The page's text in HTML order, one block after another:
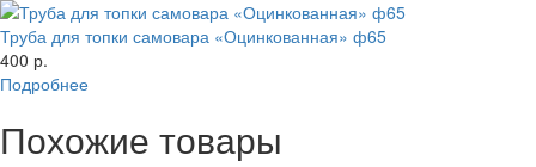
Труба для топки самовара «Оцинкованная» ф65
400 р.
Подробнее
Похожие товары